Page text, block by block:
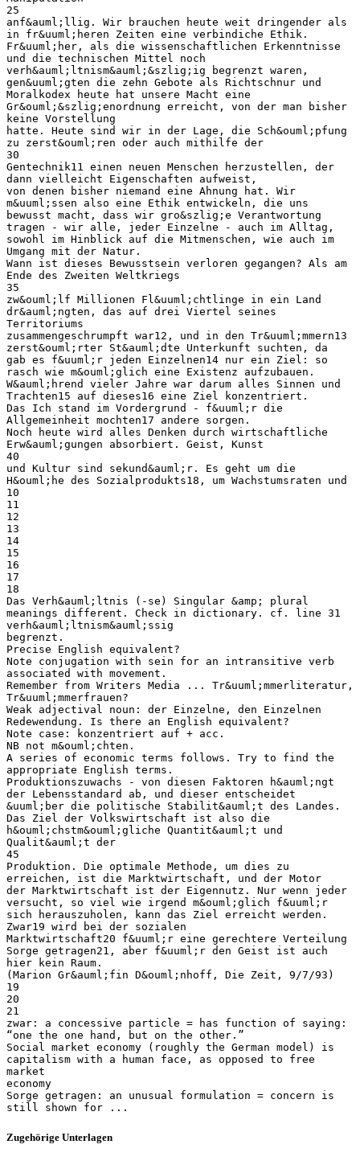
25
anf&auml;llig. Wir brauchen heute weit dringender als
in fr&uuml;heren Zeiten eine verbindiche Ethik.
Fr&uuml;her, als die wissenschaftlichen Erkenntnisse
und die technischen Mittel noch
verh&auml;ltnism&auml;&szlig;ig begrenzt waren,
gen&uuml;gten die zehn Gebote als Richtschnur und
Moralkodex heute hat unsere Macht eine
Gr&ouml;&szlig;enordnung erreicht, von der man bisher
keine Vorstellung
hatte. Heute sind wir in der Lage, die Sch&ouml;pfung
zu zerst&ouml;ren oder auch mithilfe der
30
Gentechnik11 einen neuen Menschen herzustellen, der
dann vielleicht Eigenschaften aufweist,
von denen bisher niemand eine Ahnung hat. Wir
m&uuml;ssen also eine Ethik entwickeln, die uns
bewusst macht, dass wir gro&szlig;e Verantwortung
tragen - wir alle, jeder Einzelne - auch im Alltag,
sowohl im Hinblick auf die Mitmenschen, wie auch im
Umgang mit der Natur.
Wann ist dieses Bewusstsein verloren gegangen? Als am
Ende des Zweiten Weltkriegs
35
zw&ouml;lf Millionen Fl&uuml;chtlinge in ein Land
dr&auml;ngten, das auf drei Viertel seines
Territoriums
zusammengeschrumpft war12, und in den Tr&uuml;mmern13
zerst&ouml;rter St&auml;dte Unterkunft suchten, da
gab es f&uuml;r jeden Einzelnen14 nur ein Ziel: so
rasch wie m&ouml;glich eine Existenz aufzubauen.
W&auml;hrend vieler Jahre war darum alles Sinnen und
Trachten15 auf dieses16 eine Ziel konzentriert.
Das Ich stand im Vordergrund - f&uuml;r die
Allgemeinheit mochten17 andere sorgen.
Noch heute wird alles Denken durch wirtschaftliche
Erw&auml;gungen absorbiert. Geist, Kunst
40
und Kultur sind sekund&auml;r. Es geht um die
H&ouml;he des Sozialprodukts18, um Wachstumsraten und
10
11
12
13
14
15
16
17
18
Das Verh&auml;ltnis (-se) Singular &amp; plural
meanings different. Check in dictionary. cf. line 31
verh&auml;ltnism&auml;ssig
begrenzt.
Precise English equivalent?
Note conjugation with sein for an intransitive verb
associated with movement.
Remember from Writers Media ... Tr&uuml;mmerliteratur,
Tr&uuml;mmerfrauen?
Weak adjectival noun: der Einzelne, den Einzelnen
Redewendung. Is there an English equivalent?
Note case: konzentriert auf + acc.
NB not m&ouml;chten.
A series of economic terms follows. Try to find the
appropriate English terms.
Produktionszuwachs - von diesen Faktoren h&auml;ngt
der Lebensstandard ab, und dieser entscheidet
&uuml;ber die politische Stabilit&auml;t des Landes.
Das Ziel der Volkswirtschaft ist also die
h&ouml;chstm&ouml;gliche Quantit&auml;t und
Qualit&auml;t der
45
Produktion. Die optimale Methode, um dies zu
erreichen, ist die Marktwirtschaft, und der Motor
der Marktwirtschaft ist der Eigennutz. Nur wenn jeder
versucht, so viel wie irgend m&ouml;glich f&uuml;r
sich herauszuholen, kann das Ziel erreicht werden.
Zwar19 wird bei der sozialen
Marktwirtschaft20 f&uuml;r eine gerechtere Verteilung
Sorge getragen21, aber f&uuml;r den Geist ist auch
hier kein Raum.
(Marion Gr&auml;fin D&ouml;nhoff, Die Zeit, 9/7/93)
19
20
21
zwar: a concessive particle = has function of saying:
“one the one hand, but on the other.”
Social market economy (roughly the German model) is
capitalism with a human face, as opposed to free
market
economy
Sorge getragen: an unusual formulation = concern is
Zugehörige Unterlagen